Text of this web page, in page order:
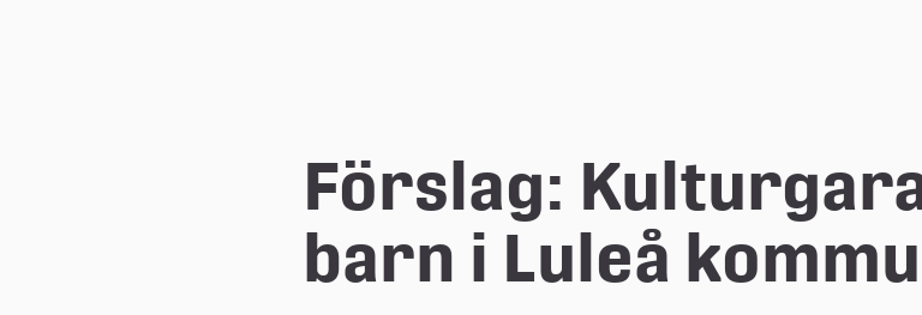
Förslag:
barn i Luleå